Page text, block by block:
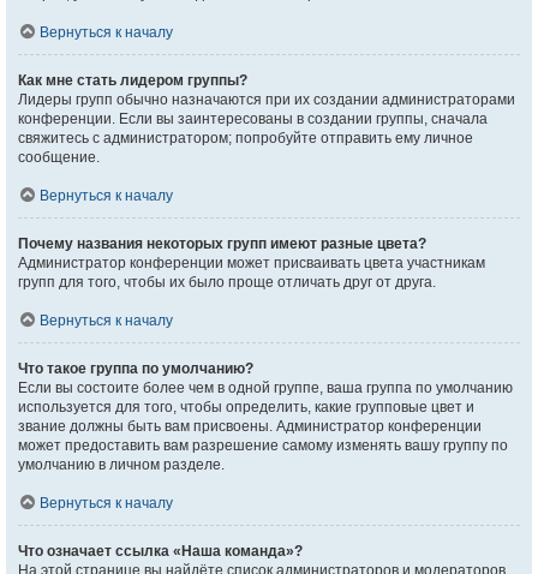
Вернуться к началу
Как мне стать лидером группы?
Лидеры групп обычно назначаются при их создании администраторами
конференции. Если вы заинтересованы в создании группы, сначала
свяжитесь с администратором; попробуйте отправить ему личное
сообщение.
Вернуться к началу
Почему названия некоторых групп имеют разные цвета?
Администратор конференции может присваивать цвета участникам
групп для того, чтобы их было проще отличать друг от друга.
Вернуться к началу
Что такое группа по умолчанию?
Если вы состоите более чем в одной группе, ваша группа по умолчанию
используется для того, чтобы определить, какие групповые цвет и
звание должны быть вам присвоены. Администратор конференции
может предоставить вам разрешение самому изменять вашу группу по
умолчанию в личном разделе.
Вернуться к началу
Что означает ссылка «Наша команда»?
На этой странице вы найдёте список администраторов и модераторов